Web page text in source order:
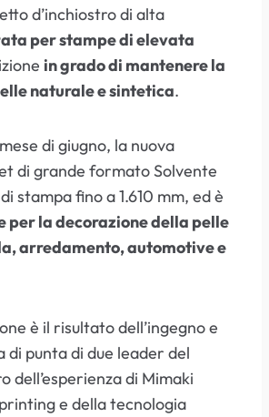
d’inchiostro di alta
per stampe di elevata
in grado di mantenere la
naturale e sintetica.
di giugno, la nuova
di grande formato Solvente
stampa fino a 1.610 mm, ed è
per la decorazione della pelle
arredamento, automotive e
è il risultato dell’ingegno e
di punta di due leader del
dell’esperienza di Mimaki
e della tecnologia